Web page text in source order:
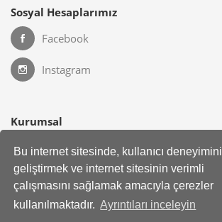
Bu internet sitesinde, kullanıcı deneyimini
geliştirmek ve internet sitesinin verimli
çalışmasını sağlamak amacıyla çerezler
kullanılmaktadır. Ayrıntıları inceleyin
Sosyal Hesaplarımız
Facebook
Instagram
Kurumsal
Banka Hesap Bilgileri
Site Haritası
Bayimiz Olun
İletişim